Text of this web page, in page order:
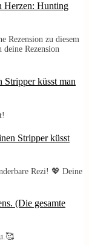
Herzen: Hunting
Rezension zu diesem
deine Rezension
Stripper küsst man
Stripper küsst
Rezi! 💖 Deine
(Die gesamte